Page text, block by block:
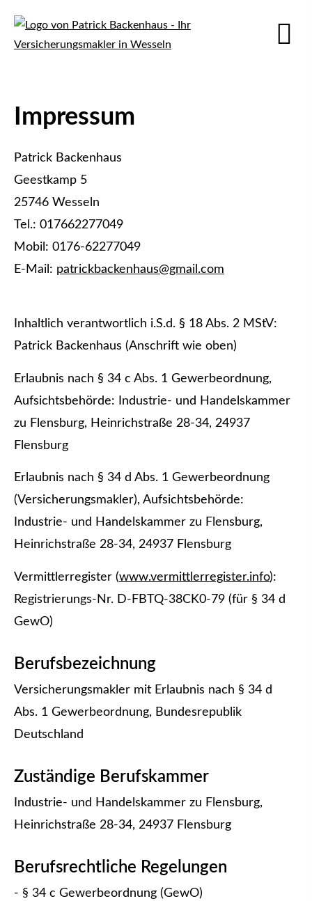
Impressum
Patrick Backenhaus
Geestkamp 5
25746 Wesseln
Tel.: 017662277049
Mobil: 0176-62277049
E-Mail: patrickbackenhaus@gmail.com
Inhaltlich verantwortlich i.S.d. § 18 Abs. 2 MStV:
Patrick Backenhaus (Anschrift wie oben)
Erlaubnis nach § 34 c Abs. 1 Gewerbeordnung,
Aufsichtsbehörde: Industrie- und Handelskammer
zu Flensburg, Heinrichstraße 28-34, 24937
Flensburg
Erlaubnis nach § 34 d Abs. 1 Gewerbeordnung
(Ver­sicherungs­makler), Aufsichtsbehörde:
Industrie- und Handelskammer zu Flensburg,
Heinrichstraße 28-34, 24937 Flensburg
Vermittlerregister (www.vermittlerregister.info):
Registrierungs-Nr. D-FBTQ-38CK0-79 (für § 34 d
GewO)
Berufsbezeichnung
Ver­sicherungs­makler mit Erlaubnis nach § 34 d
Abs. 1 Gewerbeordnung, Bundesrepublik
Deutschland
Zuständige Berufskammer
Industrie- und Handelskammer zu Flensburg,
Heinrichstraße 28-34, 24937 Flensburg
Berufsrechtliche Regelungen
- § 34 c Gewerbeordnung (GewO)